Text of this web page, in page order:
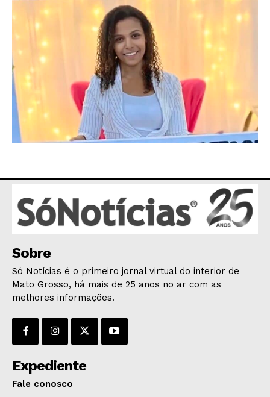
Sobre
Só Notícias é o primeiro jornal virtual do interior de
Mato Grosso, há mais de 25 anos no ar com as
melhores informações.
Expediente
Fale conosco